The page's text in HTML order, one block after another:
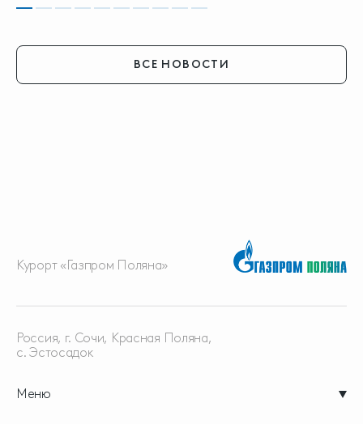
ВСЕ НОВОСТИ
Курорт «Газпром Поляна»
Меню
Россия, г. Сочи, Красная Поляна,
с. Эстосадок